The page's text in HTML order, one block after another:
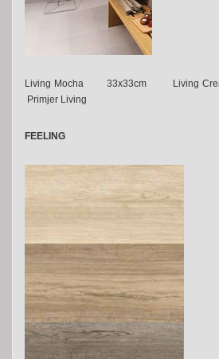
Living Mocha 33x33cm Living
Primjer Living
FEELING